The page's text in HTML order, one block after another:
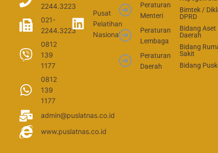
2244.3223
021-
2244.3223
0812
139
1177
0812
139
1177
admin@puslatnas.co.id
www.puslatnas.co.id
Pusat
Pelatihan
Nasional
Peraturan
Menteri
Peraturan
Lembaga
Peraturan
Daerah
Bimtek /
DPRD
Bidang Aset
Daerah
Bidang
Sakit
Bidang